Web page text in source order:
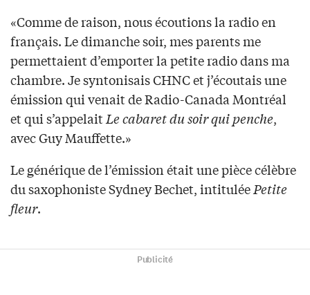
«Comme de raison, nous écoutions la radio en
français. Le dimanche soir, mes parents me
permettaient d’emporter la petite radio dans ma
chambre. Je syntonisais CHNC et j’écoutais une
émission qui venait de Radio-Canada Montréal
et qui s’appelaitLe cabaret du soir qui penche,
avec Guy Mauffette.»
Le générique de l’émission était une pièce célèbre
du saxophoniste Sydney Bechet, intituléePetite
fleur.
Publicité